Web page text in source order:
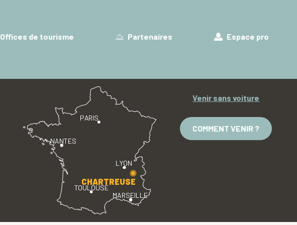
Offices de tourisme Partenaires Espace pro
PARIS
LYON
TOULOUSE
MARSEILLE
NANTES
CHARTREUSE
Venir sans voiture
COMMENT VENIR ?